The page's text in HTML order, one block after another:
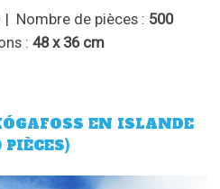
Nombre de pièces : 500
: 48 x 36 cm
EN ISLANDE
PIÈCES)